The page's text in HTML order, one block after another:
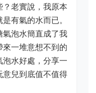
老實說，我原本
有氣的水而已。
泡水簡直成了我
一堆意想不到的
水好處，分享一
兒到底值不值得